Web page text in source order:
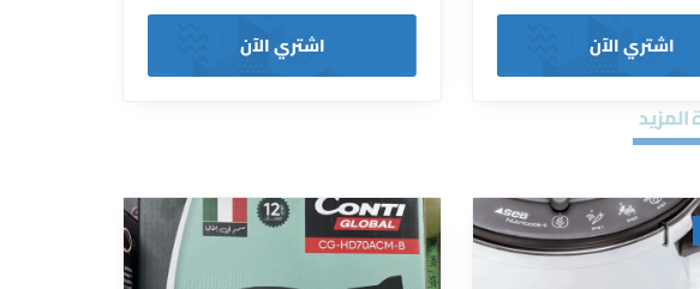
اشتري الآن اشتري الآن